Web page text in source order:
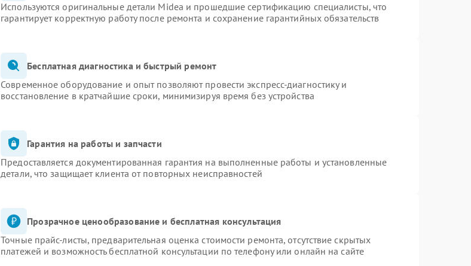
Используются оригинальные детали Midea и прошедшие сертификацию специалисты, что
гарантирует корректную работу после ремонта и сохранение гарантийных обязательств
Бесплатная диагностика и быстрый ремонт
Современное оборудование и опыт позволяют провести экспресс-диагностику и
восстановление в кратчайшие сроки, минимизируя время без устройства
Гарантия на работы и запчасти
Предоставляется документированная гарантия на выполненные работы и установленные
детали, что защищает клиента от повторных неисправностей
Прозрачное ценообразование и бесплатная консультация
Точные прайс-листы, предварительная оценка стоимости ремонта, отсутствие скрытых
платежей и возможность бесплатной консультации по телефону или онлайн на сайте